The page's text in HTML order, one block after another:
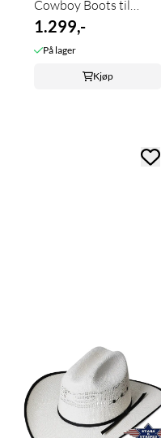
Cowboy Boots til
Barn/ungdom
1.299,-
På lager
Kjøp